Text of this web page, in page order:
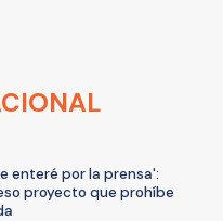
enteré por la prensa':
proyecto que prohíbe